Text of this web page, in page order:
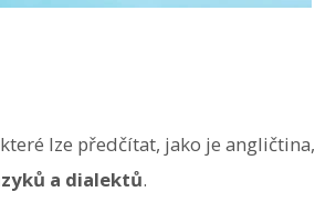
lze předčítat, jako je angličtina,
a dialektů.